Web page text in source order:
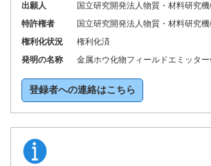
出願人
国立研究開発法人物質・材料研究
特許権者
国立研究開発法人物質・材料研究
権利化状況
権利化済
発明の名称
金属ホウ化物フィールドエミッタ
登録者への連絡はこちら